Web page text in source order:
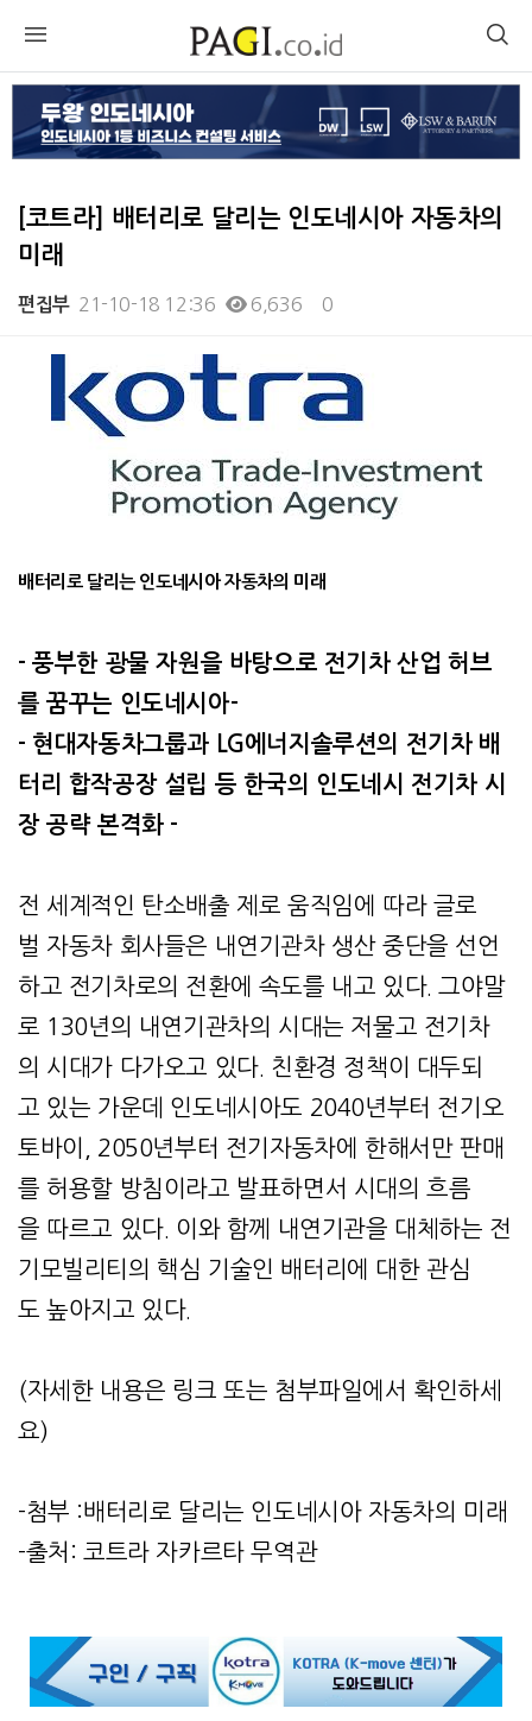
[코트라] 배터리로 달리는 인도네시아 자동차의
미래
편집부 21-10-18 12:36 6,636 0
배터리로 달리는 인도네시아 자동차의 미래
-풍부한 광물자원을 바탕으로 전기차산업허브
를꿈꾸는 인도네시아-
- 현대자동차그룹과 LG에너지솔루션의 전기차 배
터리 합작공장 설립 등 한국의 인도네시 전기차 시
장공략본격화 -
전 세계적인 탄소배출 제로 움직임에 따라 글로
벌 자동차 회사들은 내연기관차 생산 중단을 선언
하고 전기차로의 전환에 속도를 내고 있다. 그야말
로 130년의 내연기관차의 시대는 저물고 전기차
의 시대가 다가오고 있다. 친환경 정책이 대두되
고 있는 가운데 인도네시아도 2040년부터 전기오
토바이, 2050년부터 전기자동차에 한해서만 판매
를 허용할 방침이라고 발표하면서 시대의 흐름
을 따르고 있다. 이와 함께 내연기관을 대체하는 전
기모빌리티의 핵심 기술인 배터리에 대한 관심
도 높아지고 있다.
(자세한 내용은 링크 또는 첨부파일에서 확인하세
요)
-첨부 :배터리로 달리는 인도네시아 자동차의 미래
-출처: 코트라 자카르타 무역관